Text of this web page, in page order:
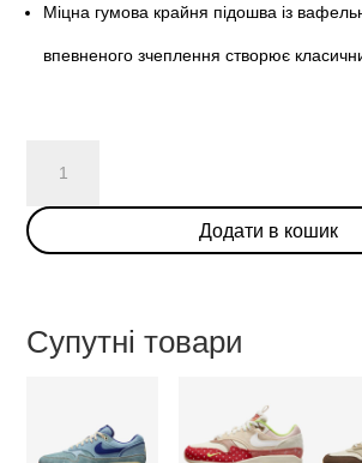
Міцна гумова крайня підошва із
впевненого зчеплення створює
Max
1
кількість
Додати в кошик
Супутні товари